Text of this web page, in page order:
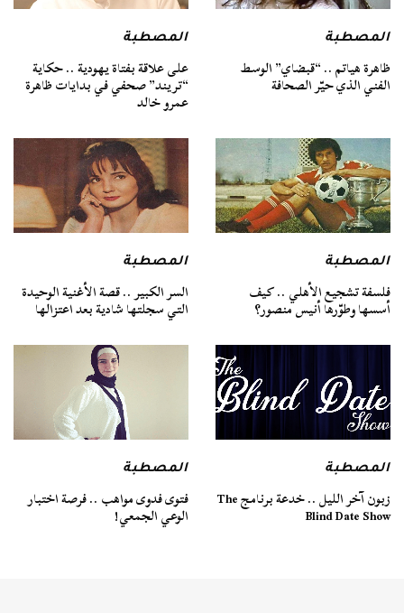
المصطبة
ظاهرة هياتم .. “قبضاي” الوسط
الفني الذي حيّر الصحافة
المصطبة
على علاقة بفتاة يهودية .. حكاية
“تريند” صحفي في بدايات ظاهرة
عمرو خالد
المصطبة
فلسفة تشجيع الأهلي .. كيف
أسسها وطوّرها أنيس منصور؟
المصطبة
السر الكبير .. قصة الأغنية الوحيدة
التي سجلتها شادية بعد اعتزالها
المصطبة
زبون آخر الليل .. خدعة برنامج The
Blind Date Show
المصطبة
فتوى فدوى مواهب .. فرصة اختبار
الوعي الجمعي!